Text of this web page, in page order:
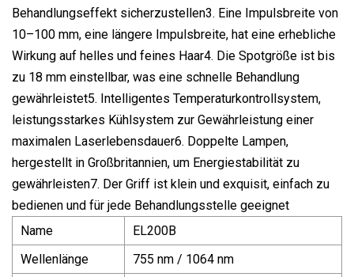
Behandlungseffekt sicherzustellen3. Eine Impulsbreite von
10–100 mm, eine längere Impulsbreite, hat eine erhebliche
Wirkung auf helles und feines Haar4. Die Spotgröße ist bis
zu 18 mm einstellbar, was eine schnelle Behandlung
gewährleistet5. Intelligentes Temperaturkontrollsystem,
leistungsstarkes Kühlsystem zur Gewährleistung einer
maximalen Laserlebensdauer6. Doppelte Lampen,
hergestellt in Großbritannien, um Energiestabilität zu
gewährleisten7. Der Griff ist klein und exquisit, einfach zu
bedienen und für jede Behandlungsstelle geeignet
Name
EL200B
Wellenlänge
755 nm / 1064 nm